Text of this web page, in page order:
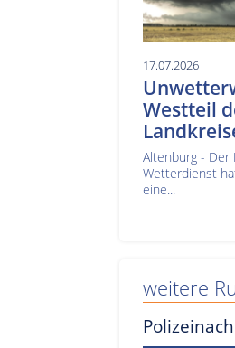
17.07.2026
Westteil
Altenburg - Der
Wetterdienst
eine...
weitere